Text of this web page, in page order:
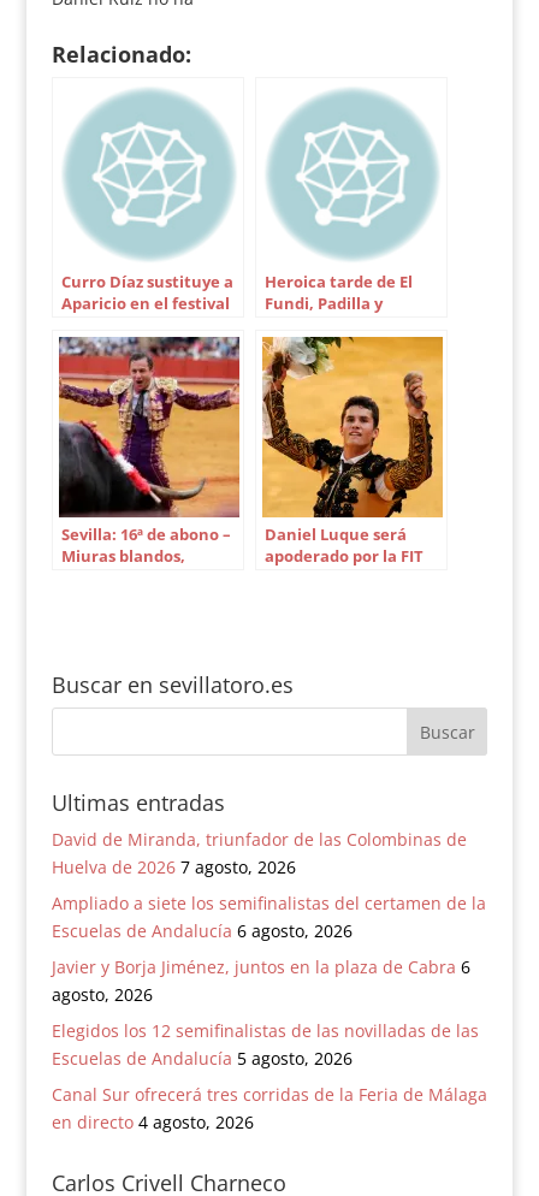
toros aprobados. Se
primero y tercer
lugar. El cartel lo
componen Rivera
Ordóñez, El Juli y
Manzanares El orden
de lidia es el…
Relacionado:
Curro Díaz sustituye a
Aparicio en el festival
Heroica tarde de El
Fundi, Padilla y
Miura en Sevilla
Sevilla: 16ª de abono –
Miuras blandos,
Daniel Luque será
apoderado por la FIT
Buscar en sevillatoro.es
Ultimas entradas
David de Miranda, triunfador de las Colombinas de
Huelva de 2026 7 agosto, 2026
Ampliado a siete los semifinalistas del certamen de la
Escuelas de Andalucía 6 agosto, 2026
Javier y Borja Jiménez, juntos en la plaza de Cabra 6
agosto, 2026
Elegidos los 12 semifinalistas de las novilladas de las
Escuelas de Andalucía 5 agosto, 2026
Canal Sur ofrecerá tres corridas de la Feria de Málaga
en directo 4 agosto, 2026
Carlos Crivell Charneco